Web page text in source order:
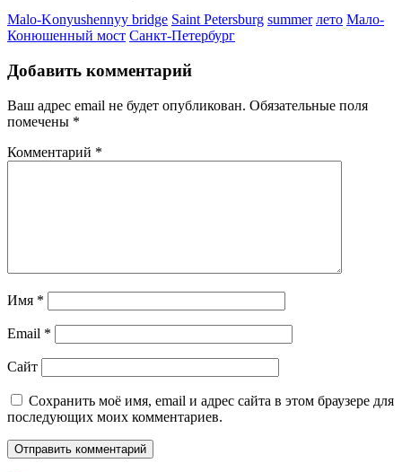
Malo-Konyushennyy bridge Saint Petersburg summer лето Мало-
Конюшенный мост Санкт-Петербург
Добавить комментарий
Ваш адрес email не будет опубликован. Обязательные поля
помечены *
Комментарий *
Имя *
Email *
Сайт
Сохранить моё имя, email и адрес сайта в этом браузере для
последующих моих комментариев.